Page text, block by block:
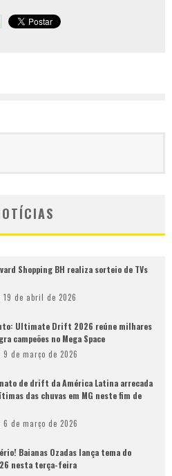
Shopping BH realiza sorteio de TVs
19 de abril de 2026
Ultimate Drift 2026 reúne milhares
campeões no Mega Space
9 de março de 2026
de drift da América Latina arrecada
das chuvas em MG neste fim de
6 de março de 2026
Baianas Ozadas lança tema do
nesta terça-feira